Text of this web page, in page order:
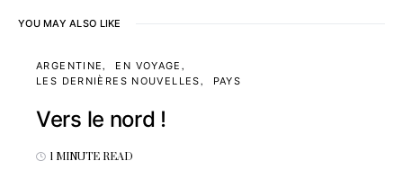
YOU MAY ALSO LIKE
ARGENTINE
EN VOYAGE
LES DERNIÈRES NOUVELLES
PAYS
Vers le nord !
1 MINUTE READ